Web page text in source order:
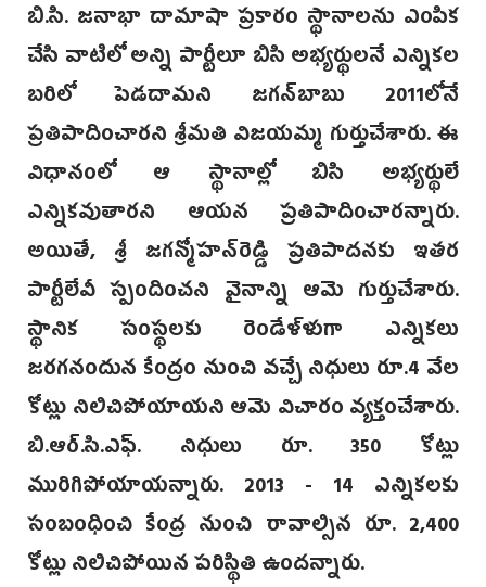
బి.సి. జనాభా దామాషా ప్రకారం స్థానాలను ఎంపిక
చేసి వాటిలో అన్ని పార్టీలూ బిసి అభ్యర్థులనే ఎన్నికల
బరిలో పెడదామని జగన్‌బాబు 2011లోనే
ప్రతిపాదించారని శ్రీమతి విజయమ్మ గుర్తుచేశారు. ఈ
విధానంలో ఆ స్థానాల్లో బిసి అభ్యర్థులే
ఎన్నికవుతారని ఆయన ప్రతిపాదించారన్నారు.
అయితే, శ్రీ జగన్మోహన్‌రెడ్డి ప్రతిపాదనకు ఇతర
పార్టీలేవీ స్పందించని వైనాన్ని ఆమె గుర్తుచేశారు.
స్థానిక సంస్థలకు రెండేళ్ళుగా ఎన్నికలు
జరగనందున కేంద్రం నుంచి వచ్చే నిధులు రూ.4 వేల
కోట్లు నిలిచిపోయాయని ఆమె విచారం వ్యక్తంచేశారు.
బి.ఆర్.సి.ఎఫ్. నిధులు రూ. 350 కోట్లు
మురిగిపోయాయన్నారు. 2013 - 14 ఎన్నికలకు
సంబంధించి కేంద్ర నుంచి రావాల్సిన రూ. 2,400
కోట్లు నిలిచిపోయిన పరిస్థితి ఉందన్నారు.